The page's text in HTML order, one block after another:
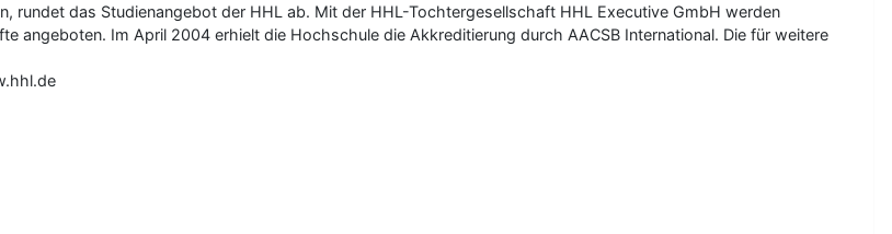
das Studienangebot der HHL ab. Mit der HHL-Tochtergesellschaft HHL Executive GmbH werden
angeboten. Im April 2004 erhielt die Hochschule die Akkreditierung durch AACSB International. Die für weitere